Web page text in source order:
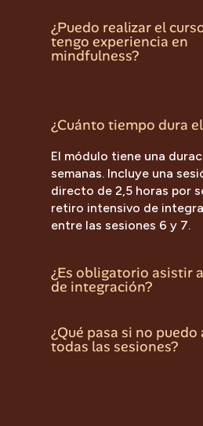
¿Puedo realizar el
tengo experiencia en
mindfulness?
¿Cuánto tiempo dura
El módulo tiene una
semanas. Incluye una
directo de 2,5 horas por
retiro intensivo de
entre las sesiones 6 y 7.
¿Es obligatorio asistir
de integración?
¿Qué pasa si no puedo
todas las sesiones?